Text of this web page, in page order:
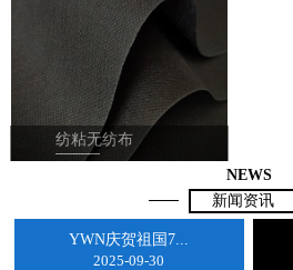
纺粘无纺布
NEWS
新闻资讯
YWN庆贺祖国7...
2025-09-30